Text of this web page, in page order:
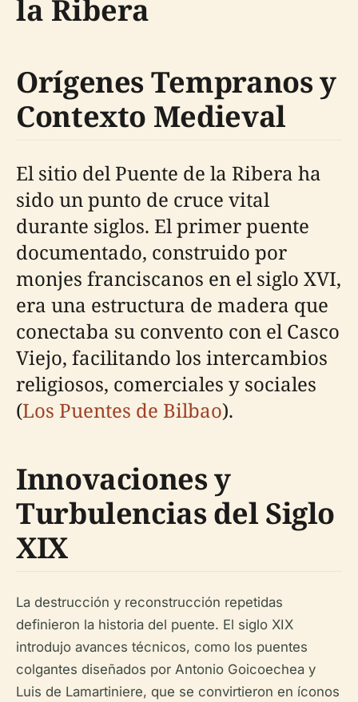
la Ribera
Orígenes Tempranos y
Contexto Medieval
El sitio del Puente de la Ribera ha
sido un punto de cruce vital
durante siglos. El primer puente
documentado, construido por
monjes franciscanos en el siglo XVI,
era una estructura de madera que
conectaba su convento con el Casco
Viejo, facilitando los intercambios
religiosos, comerciales y sociales
(Los Puentes de Bilbao).
Innovaciones y
Turbulencias del Siglo
XIX
La destrucción y reconstrucción repetidas
definieron la historia del puente. El siglo XIX
introdujo avances técnicos, como los puentes
colgantes diseñados por Antonio Goicoechea y
Luis de Lamartiniere, que se convirtieron en íconos